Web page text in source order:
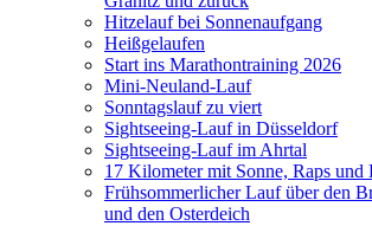
Hitzelauf bei Sonnenaufgang
Heißgelaufen
Start ins Marathontraining 2026
Mini-Neuland-Lauf
Sonntagslauf zu viert
Sightseeing-Lauf in Düsseldorf
Sightseeing-Lauf im Ahrtal
17 Kilometer mit Sonne, Raps und
Frühsommerlicher Lauf über den
und den Osterdeich